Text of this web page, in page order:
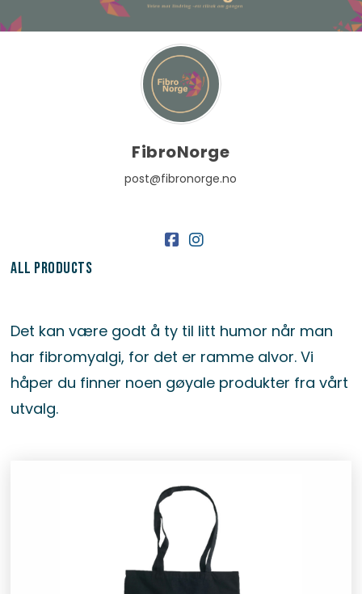
FibroNorge
post@fibronorge.no
All Products
Det kan være godt å ty til litt humor når man
har fibromyalgi, for det er ramme alvor. Vi
håper du finner noen gøyale produkter fra vårt
utvalg.